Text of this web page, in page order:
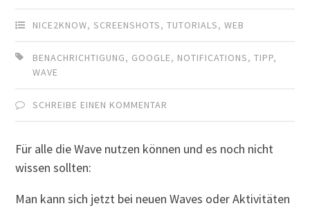
NICE2KNOW,SCREENSHOTS,TUTORIALS,WEB
BENACHRICHTIGUNG, GOOGLE, NOTIFICATIONS,TIPP,
WAVE
SCHREIBE EINEN KOMMENTAR
Für alle die Wave nutzen können und es noch nicht
wissen sollten:
Man kann sich jetzt bei neuen Waves oder Aktivitäten